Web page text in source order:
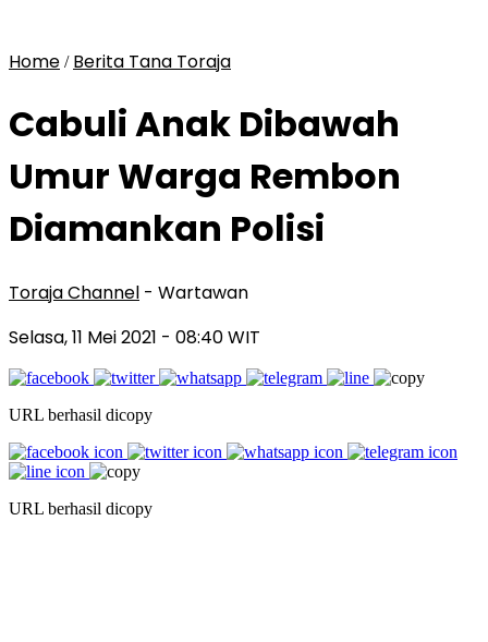
Home / Berita Tana Toraja
Cabuli Anak Dibawah
Umur Warga Rembon
Diamankan Polisi
Toraja Channel - Wartawan
Selasa, 11 Mei 2021 - 08:40 WIT
URL berhasil dicopy
URL berhasil dicopy